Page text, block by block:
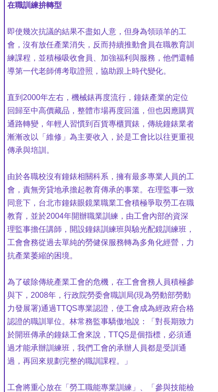
在職訓練拚轉型
即使幾次抗議的結果不盡如人意，但身為領頭羊的工
會，沒有放任產業消失，反而持續推動會員在職教育訓
練課程，並積極吸收會員、加強福利與服務，他們還輔
導第一代老師傅考取證照，協助跟上時代變化。
直到2000年左右，機械錶再度流行，鐘錶產業的定位
回歸至中高價藏品，整體市場再度回溫，但也因應購買
通路轉變，年輕人習慣到百貨專櫃買錶，傳統鐘錶業者
漸漸改以「維修」為主要收入，於是工會比以往更重視
傳承與培訓。
由於各職校沒有鐘錶相關科系，擁有最多專業人員的工
會，責無旁貸地承擔起教育傳承的事業。在理監事一致
同意下，台北市鐘錶眼鏡業職業工會積極爭取勞工在職
教育，並於2004年開辦職業訓練，由工會內部的資深
理監事擔任講師，開設鐘錶訓練班與驗光配鏡訓練班，
工會會務從過去單純的勞健保服務轉為多角化經營，力
抗產業萎縮的困境。
為了破除傳統產業工會的危機，在工會會務人員積極參
與下，2008年，行政院勞委會職訓局(現為勞動部勞動
力發展署)通過TTQS專業認證，使工會成為經政府合格
認證的職訓單位。林常務監事驕傲地說：「對長期致力
於開班傳承的鐘錶工會來說，TTQS是個指標，必須通
過才能承辦訓練班，我們工會的承辦人員都是受訓通
過，再回來規劃完整的職訓課程。」
工會將重心放在「勞工職能專業訓練」、「參與技能檢